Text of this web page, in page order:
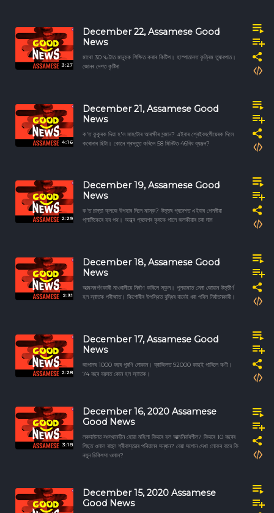
3:27
December 22, Assamese Good
News
মাথো 30 ঘণ্টাত মানুহক শিক্ষিত কৰাৰ কিটিপ। হাস্পাতালত কৃত্ৰিম তুষাৰপাত।
জোনৰ দেশত কৃষ্টিনা
4:16
December 21, Assamese Good
News
ক'ত কুকুৰক দিয়া হ'ল মাহটোৰ আৰক্ষীৰ সন্মান? এইবাৰ শ্বেইকছপীয়েৰক দিলে
কৰোনাৰ ছিটা। কোনে প্ৰস্তুত কৰিলে 58 মিনিটত 46বিধ ব্যঞ্জন?
2:29
December 19, Assamese Good
News
ক'ত চান্তা ক্লজে উপহাৰ দিলে মাস্ক? উত্তৰ প্ৰদেশত এইবাৰ পেলনীয়া
প্লাষ্টিকেৰে হব পথ। অন্ধ্ৰ প্ৰদেশৰ কৃষকে পালে জলকীয়াৰ চৰা দাম
2:31
December 18, Assamese Good
News
আত্মসমৰ্পণকাৰী মাওবাদীয়ে নিৰ্মাণ কৰিলে স্কুল। পুলৱামাত সেনা জোৱান উত্তীৰ্ণ
হল স্নাতক পৰীক্ষাত। কিশোৰীৰ উপস্থিত বুদ্ধিৰ বাবেই ধৰা পৰিল নিৰ্যাতনকাৰী।
2:28
December 17, Assamese Good
News
জাপানৰ 1000 বছৰ পুৰণি দোকান। ব্ৰাজিলত 92000 কাছই পাৰিলে কণী।
74 বছৰ বয়সত কোন হল স্নাতক।
3:18
December 16, 2020 Assamese
Good News
লকদাউনত সংস্থানহীন হোৱা মহিলা কিদৰে হল আত্মনিৰ্ভৰশীল? কিদৰে 10 বছৰৰ
পিছত ওলাল ৰাহুল শ্ৰীবাস্তৱৰ পৰিয়ালৰ সন্ধান? বেয়া সপোন দেখা লোকৰ বাবে কি
নতুন চিকিৎসা ওলাল?
December 15, 2020 Assamese
Good News